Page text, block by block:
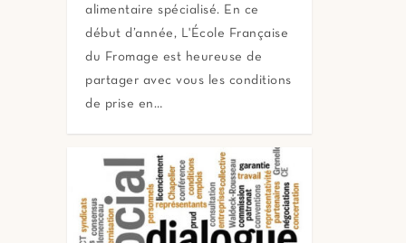
alimentaire spécialisé. En ce
début d’année, L'École Française
du Fromage est heureuse de
partager avec vous les conditions
de prise en…